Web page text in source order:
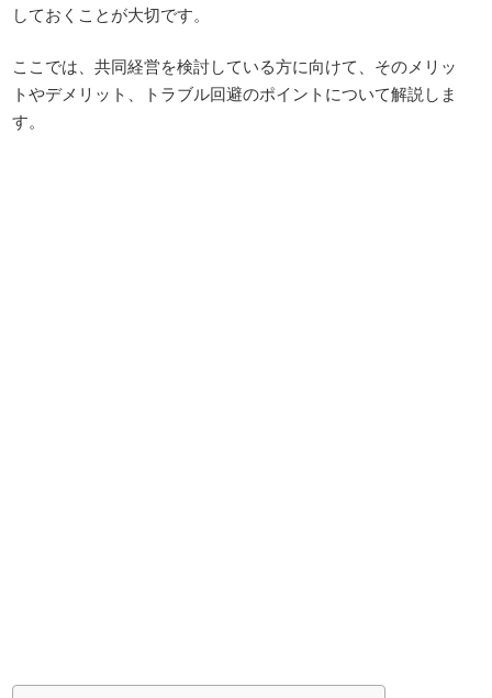
しておくことが大切です。
ここでは、共同経営を検討している方に向けて、そのメリッ
トやデメリット、トラブル回避のポイントについて解説しま
す。